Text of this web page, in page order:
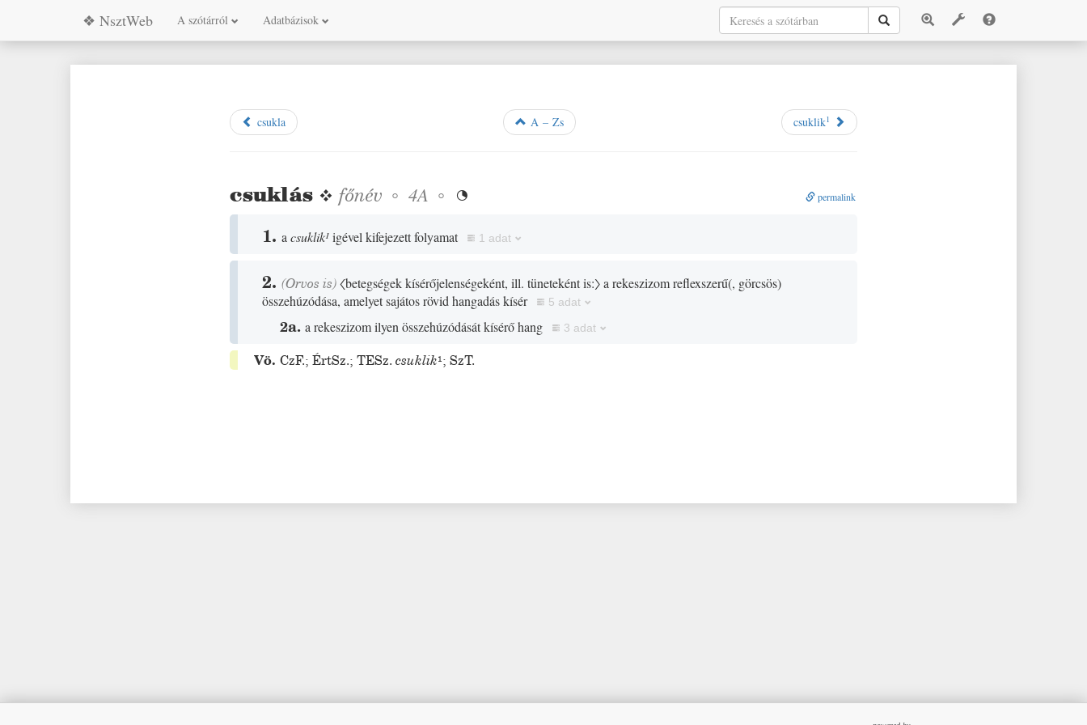
❖ NsztWeb A szótárról Adatbázisok
csukla A – Zs csuklik1
csuklás ❖főnév ◦ 4A ◦  permalink
1.acsuklik¹igével kifejezett folyamat 1 adat
2.(Orvos is) 〈betegségek kísérőjelenségeként, ill. tüneteként is:〉a rekeszizom reflexszerű(, görcsös)
összehúzódása, amelyet sajátos rövid hangadás kísér
5 adat
2a.a rekeszizom ilyen összehúzódását kísérő hang 3 adat
Vö.CzF.;ÉrtSz.;TESz. csuklik¹;SzT.